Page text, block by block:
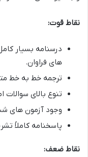
نقاط قوت:
درسنامه بسیار
های فراوان.
ترجمه خط به خط
تنوع بالای سوالات
وجود آزمون های
پاسخنامه کاملاً
نقاط ضعف: